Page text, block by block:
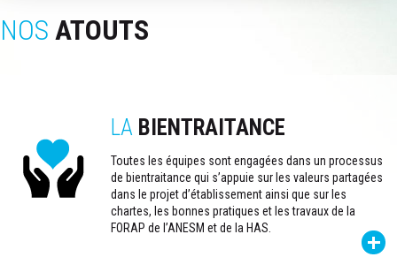
NOS ATOUTS
LA BIENTRAITANCE
Toutes les équipes sont engagées dans un processus
de bientraitance qui s’appuie sur les valeurs partagées
dans le projet d’établissement ainsi que sur les
chartes, les bonnes pratiques et les travaux de la
FORAP de l’ANESM et de la HAS.